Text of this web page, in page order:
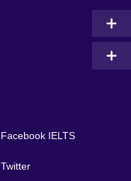
Facebook IELTS
Twitter